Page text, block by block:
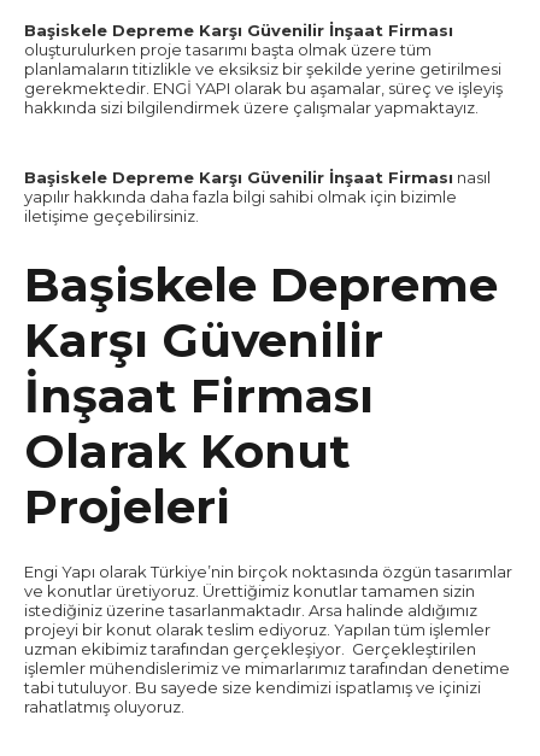
Başiskele Depreme Karşı Güvenilir İnşaat Firması
oluşturulurken proje tasarımı başta olmak üzere tüm
planlamaların titizlikle ve eksiksiz bir şekilde yerine getirilmesi
gerekmektedir. ENGİ YAPI olarak bu aşamalar, süreç ve işleyiş
hakkında sizi bilgilendirmek üzere çalışmalar yapmaktayız.
Başiskele Depreme Karşı Güvenilir İnşaat Firması nasıl
yapılır hakkında daha fazla bilgi sahibi olmak için bizimle
iletişime geçebilirsiniz.
Başiskele Depreme
Karşı Güvenilir
İnşaat Firması
Olarak Konut
Projeleri
Engi Yapı olarak Türkiye’nin birçok noktasında özgün tasarımlar
ve konutlar üretiyoruz. Ürettiğimiz konutlar tamamen sizin
istediğiniz üzerine tasarlanmaktadır. Arsa halinde aldığımız
projeyi bir konut olarak teslim ediyoruz. Yapılan tüm işlemler
uzman ekibimiz tarafından gerçekleşiyor. Gerçekleştirilen
işlemler mühendislerimiz ve mimarlarımız tarafından denetime
tabi tutuluyor. Bu sayede size kendimizi ispatlamış ve içinizi
rahatlatmış oluyoruz.